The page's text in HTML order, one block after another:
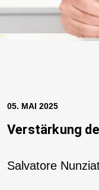
05. MAI 2025
Verstärkung
Salvatore